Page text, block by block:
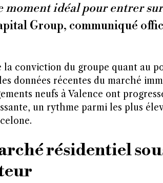
moment idéal pour entrer
Group, communiqué
conviction du groupe quant au
données récentes du marché
neufs à Valence ont
un rythme parmi les plus
résidentiel